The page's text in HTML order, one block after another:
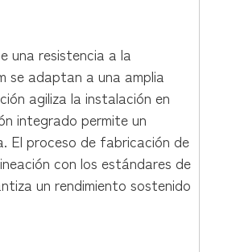
una resistencia a la
se adaptan a una amplia
agiliza la instalación en
integrado permite un
El proceso de fabricación de
con los estándares de
un rendimiento sostenido